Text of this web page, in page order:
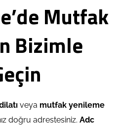
Mutfak
Bizimle
veya mutfak yenileme
doğru adrestesiniz. Adc